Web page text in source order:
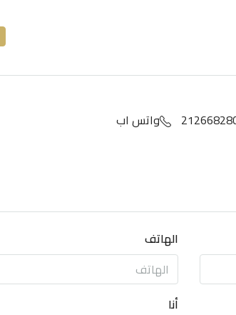
واتس اب
الهاتف
أنا